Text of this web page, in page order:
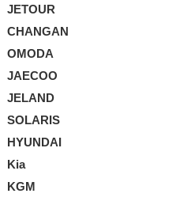
JETOUR
CHANGAN
OMODA
JAECOO
JELAND
SOLARIS
HYUNDAI
Kia
KGM